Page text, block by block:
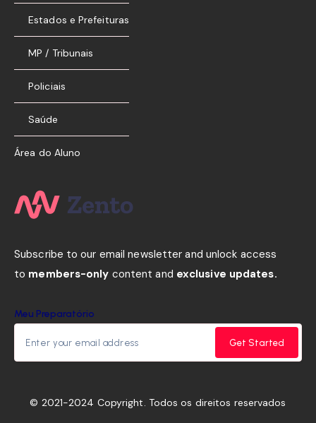
Estados e Prefeituras
MP / Tribunais
Policiais
Saúde
Área do Aluno
Subscribe to our email newsletter and unlock access
to members-only content and exclusive updates.
Meu Preparatório
Get Started
© 2021-2024 Copyright. Todos os direitos reservados